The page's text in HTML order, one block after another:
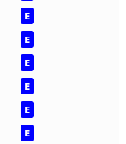
E
E
E
E
E
E